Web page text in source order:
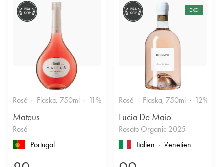
BRA
KÖP
Rosé Flaska, 750ml 11% Fruktigt & Smakrikt
Mateus
Rosé
Portugal
BRA
KÖP
EKO
Rosé Flaska, 750ml 12%
Lucia De Maio
Rosato Organic 2025
Italien
Venetien